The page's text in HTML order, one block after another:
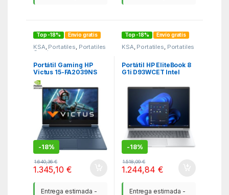
Top -18% Envío gratis
KSA, Portatiles, Portatiles
Gaming
Portátil Gaming HP
Victus 15-FA2039NS
Intel Core 7-240H/
16GB/ 1TB SSD/
GeForce RTX 5060/
15.6″/ Sin Sistema
Operativo
-18%
1.640,36€
1.345,10 €
Entrega estimada -
Top -18% Envío gratis
KSA, Portatiles, Portatiles
Portátil HP EliteBook 8
G1i D93WCET Intel
16GB/ 512GB SSD/ 16″/
-18%
1.518,09€
1.244,84 €
Entrega estimada -